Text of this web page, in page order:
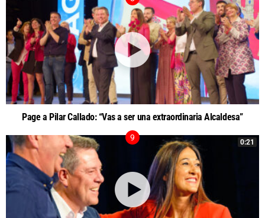
Page a Pilar Callado: “Vas a ser una extraordinaria Alcaldesa”
0:21